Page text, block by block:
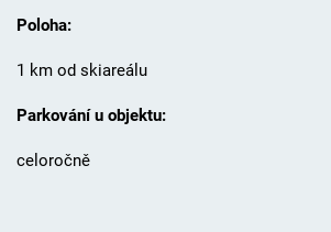
Poloha:
1 km od skiareálu
Parkování u objektu:
celoročně